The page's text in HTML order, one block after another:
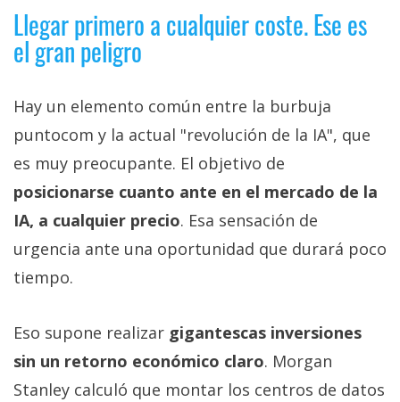
Llegar primero a cualquier coste. Ese es
el gran peligro
Hay un elemento común entre la burbuja
puntocom y la actual "revolución de la IA", que
es muy preocupante. El objetivo de
posicionarse cuanto ante en el mercado de la
IA, a cualquier precio. Esa sensación de
urgencia ante una oportunidad que durará poco
tiempo.
Eso supone realizar gigantescas inversiones
sin un retorno económico claro. Morgan
Stanley calculó que montar los centros de datos